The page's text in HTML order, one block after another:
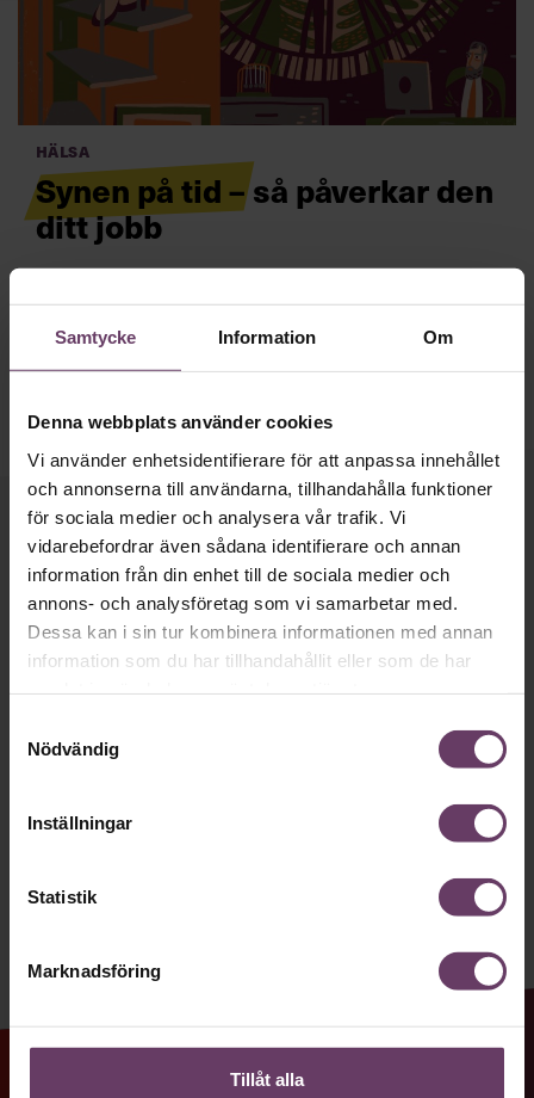
Samtycke Information Om
Denna webbplats använder cookies
Vi använder enhetsidentifierare för att anpassa innehållet
och annonserna till användarna, tillhandahålla funktioner
för sociala medier och analysera vår trafik. Vi
vidarebefordrar även sådana identifierare och annan
information från din enhet till de sociala medier och
annons- och analysföretag som vi samarbetar med.
Dessa kan i sin tur kombinera informationen med annan
information som du har tillhandahållit eller som de har
Nödvändig
Inställningar
Statistik
Marknadsföring
Tillåt alla
Villkor och policy för
personuppgiftsbehandling
Hälsa
Synen på tid – så påverkar den
ditt jobb
som kan skapa stress och konflikter. Ditt jobb som
chef? Att sätta tidskulturen på jobbet.
Läs mer
Håll dig uppdaterad med våra
nyhetsbrev!
Våra populära nyhetsbrev samlar varje
vecka det bästa från Chef och
Chefakademin. Ledarskapsnytta och
inspiration för dig som är chef, ledare
och/eller HR. Missa inget – börja
prenumerera idag! Det är helt kostnadsfritt.